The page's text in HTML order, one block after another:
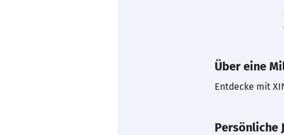
Über eine
Entdecke mit
Persönliche